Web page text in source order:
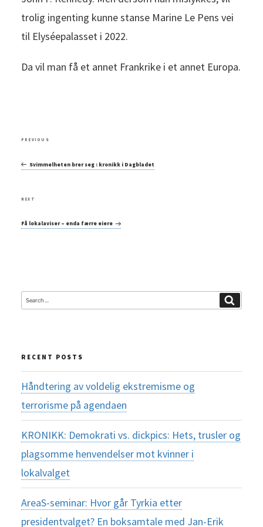
trolig ingenting kunne stanse Marine Le Pens vei
til Elyséepalasset i 2022.
Da vil man få et annet Frankrike i et annet Europa.
navigation
Previous
PREVIOUS
Svimmelheten brer seg : kronikk i Dagbladet
Next
Post
NEXT
Få lokalaviser – enda færre eiere
Search
RECENT POSTS
Håndtering av voldelig ekstremisme og
terrorisme på agendaen
KRONIKK: Demokrati vs. dickpics: Hets, trusler og
plagsomme henvendelser mot kvinner i
lokalvalget
AreaS-seminar: Hvor går Tyrkia etter
presidentvalget? En boksamtale med Jan-Erik